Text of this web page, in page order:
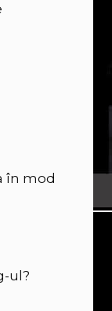
în mod
ul?